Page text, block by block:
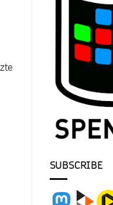
SUBSCRIBE